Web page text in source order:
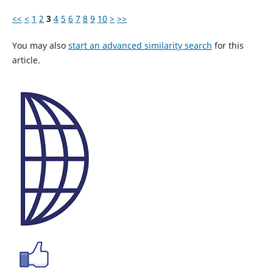
<< < 1 2 3 4 5 6 7 8 9 10 > >>
You may also start an advanced similarity search for this
article.